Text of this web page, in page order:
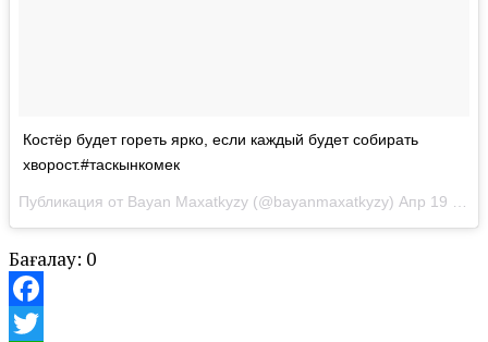
Костёр будет гореть ярко, если каждый будет собирать
хворост.#таскынкомек
Публикация от Bayan Maxatkyzy (@bayanmaxatkyzy) Апр 19 2017 в 8:28 PDT
Бағалау: 0
Facebook